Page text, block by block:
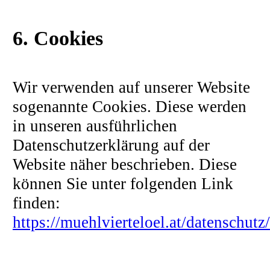
6. Cookies
Wir verwenden auf unserer Website
sogenannte Cookies. Diese werden
in unseren ausführlichen
Datenschutzerklärung auf der
Website näher beschrieben. Diese
können Sie unter folgenden Link
finden:
https://muehlvierteloel.at/datenschutz/